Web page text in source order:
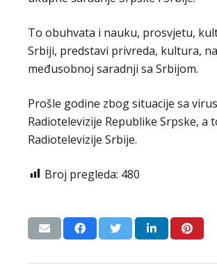
To obuhvata i nauku, prosvjetu,
Srbiji, predstavi privreda, kultura,
međusobnoj saradnji sa Srbijom.
Prošle godine zbog situacije sa
Radiotelevizije Republike Srpske,
Radiotelevizije Srbije.
Broj pregleda: 480